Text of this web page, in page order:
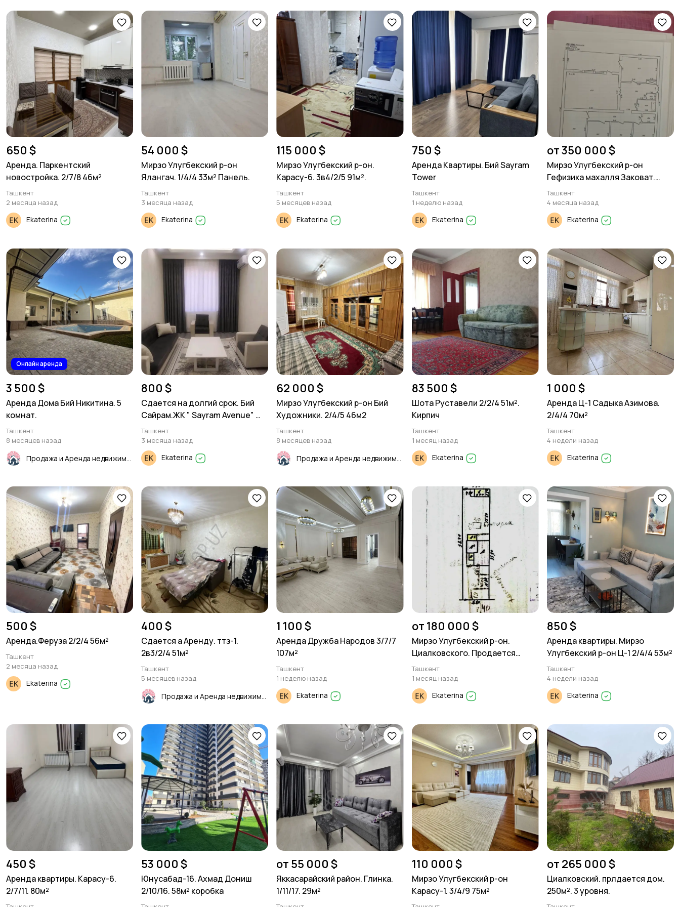
650 $
Аренда. Паркентский
новостройка. 2/7/8 46м²
Ташкент
2 месяца назад
Ekaterina
54 000 $
Мирзо Улугбекский р-он
Ялангач. 1/4/4 33м² Панель.
Ташкент
3 месяца назад
Ekaterina
115 000 $
Мирзо Улугбекский р-он.
Карасу-6. 3в4/2/5 91м².
Ташкент
5 месяцев назад
Ekaterina
750 $
Аренда Квартиры. Бий Sayram
Tower
Ташкент
1 неделю назад
Ekaterina
от 350 000 $
Мирзо Улугбекский р-он
Гефизика махалля Заковат.
участок под строительство
Ташкент
4 месяца назад
Ekaterina
Онлайн аренда
3 500 $
Аренда Дома Бий Никитина. 5
комнат.
Ташкент
8 месяцев назад
800 $
Сдается на долгий срок. Бий
Сайрам.ЖК " Sayram Avenue"
2/3/10. Площадь 57 м2
Ташкент
3 месяца назад
Ekaterina
62 000 $
Мирзо Улугбекский р-он Бий
Художники. 2/4/5 46м2
Ташкент
8 месяцев назад
83 500 $
Шота Руставели 2/2/4 51м².
Кирпич
Ташкент
1 месяц назад
Ekaterina
1 000 $
Аренда Ц-1 Садыка Азимова.
2/4/4 70м²
Ташкент
4 недели назад
Ekaterina
500 $
Аренда.Феруза 2/2/4 56м²
Ташкент
2 месяца назад
Ekaterina
400 $
Сдается а Аренду. ттз-1.
2в3/2/4 51м²
Ташкент
5 месяцев назад
1 100 $
Аренда Дружба Народов 3/7/7
107м²
Ташкент
1 неделю назад
Ekaterina
от 180 000 $
Мирзо Улугбекский р-он.
Циалковского. Продается
участок 3,51м²
Ташкент
1 месяц назад
Ekaterina
850 $
Аренда квартиры. Мирзо
Улугбекский р-он Ц-1 2/4/4 53м²
Ташкент
4 недели назад
Ekaterina
450 $
Аренда квартиры. Карасу-6.
2/7/11. 80м²
53 000 $
Юнусабад-16. Ахмад Дониш
2/10/16. 58м² коробка
от 55 000 $
Яккасарайский район. Глинка.
1/11/17. 29м²
110 000 $
Мирзо Улугбекский р-он
Карасу-1. 3/4/9 75м²
от 265 000 $
Циалковский. прлдается дом.
250м². 3 уровня.